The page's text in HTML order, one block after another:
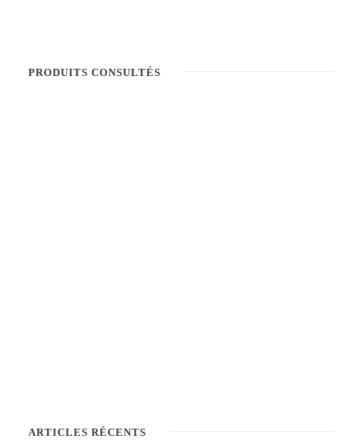
PRODUITS CONSULTÉS
ARTICLES RÉCENTS